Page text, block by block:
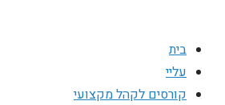
בית
עליי
קורסים לקהל מקצועי